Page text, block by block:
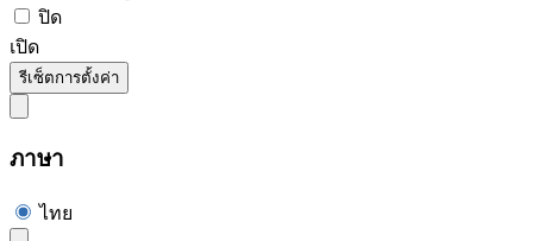
ปิด
เปิด
รีเซ็ตการตั้งค่า
ภาษา
ไทย